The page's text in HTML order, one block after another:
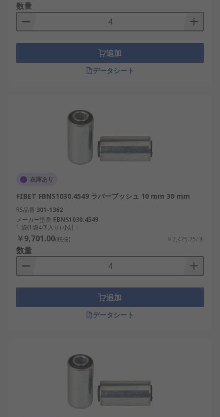
数量
追加
データシート
在庫あり
FIBET FBNS1030.4549 ラバーブッシュ 10 mm 30 mm
RS品番 301-1362
メーカー型番 FBNS1030.4549
1 袋(1袋4個入り) 小計：
￥9,701.00(税抜) ￥2,425.25/個
数量
追加
データシート